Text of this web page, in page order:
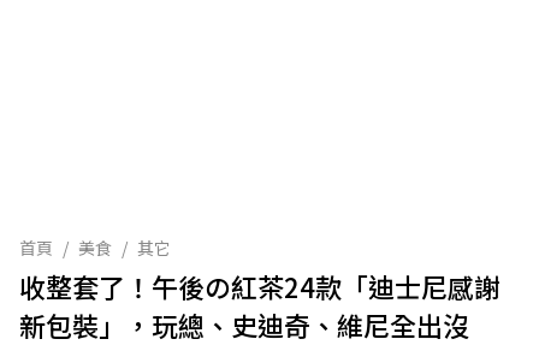
首頁 / 美食 / 其它
收整套了！午後の紅茶24款「迪士尼感謝
新包裝」，玩總、史迪奇、維尼全出沒